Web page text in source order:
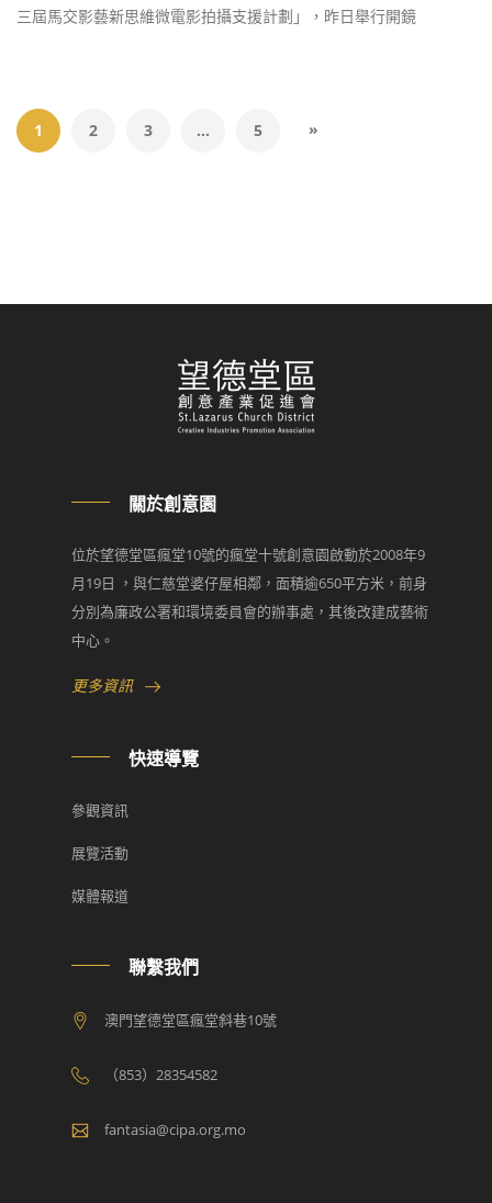
三屆馬交影藝新思維微電影拍攝支援計劃」，昨日舉行開鏡
1 2 3 ... 5 »
關於創意園
位於望德堂區瘋堂10號的瘋堂十號創意園啟動於2008年9
月19日 ，與仁慈堂婆仔屋相鄰，面積逾650平方米，前身
分別為廉政公署和環境委員會的辦事處，其後改建成藝術
中心。
更多資訊
快速導覽
參觀資訊
展覽活動
媒體報道
聯繫我們
澳門望德堂區瘋堂斜巷10號
（853）28354582
fantasia@cipa.org.mo